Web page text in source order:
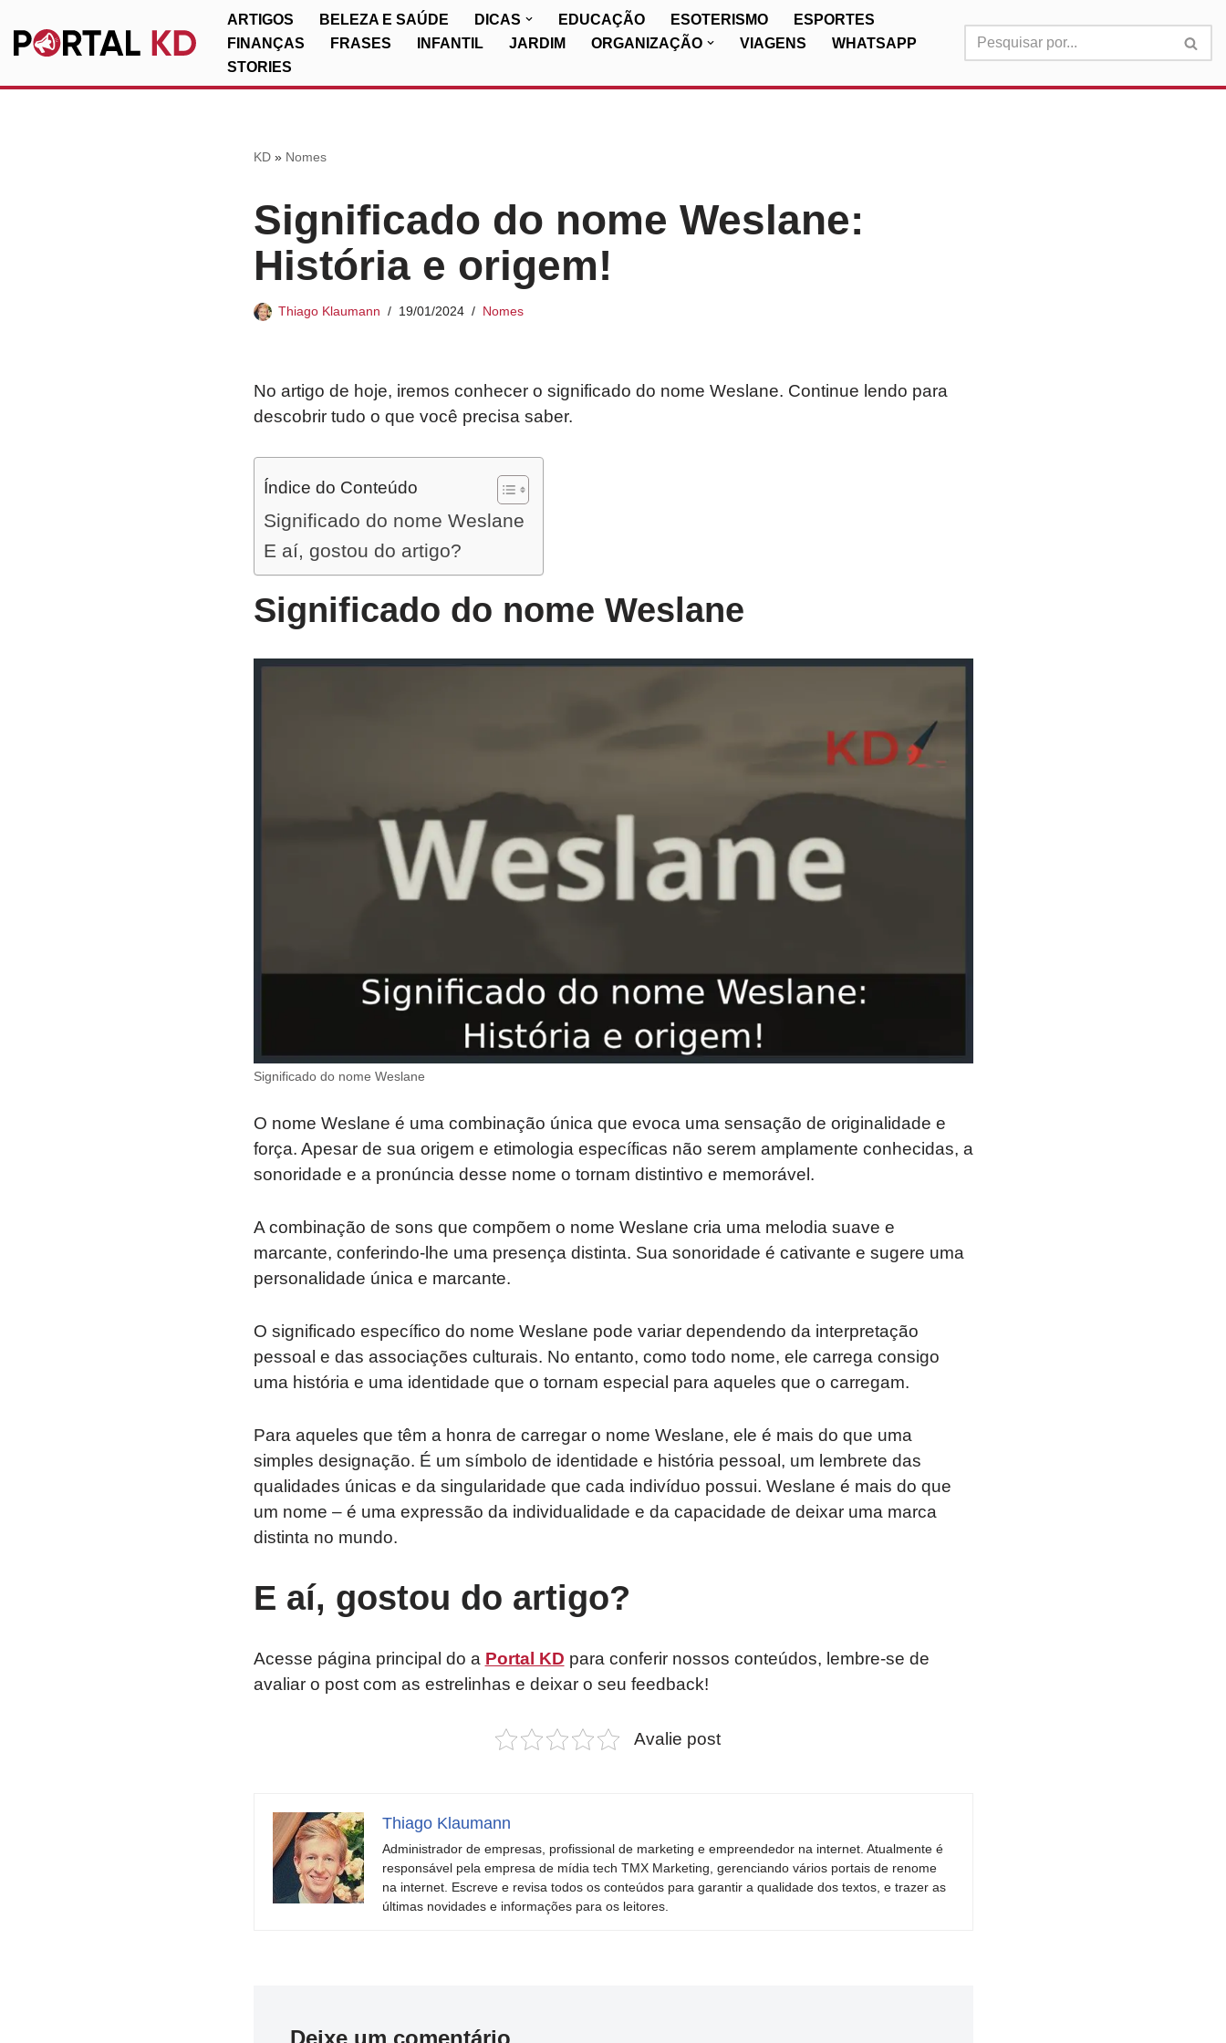
Pular
ARTIGOS BELEZA E SAÚDE DICAS EDUCAÇÃO ESOTERISMO
ESPORTES
FINANÇAS
FRASES INFANTIL JARDIM ORGANIZAÇÃO VIAGENS
WHATSAPP
STORIES
KD» Nomes
Significado do nome Weslane:
História e origem!
Thiago Klaumann 19/01/2024 Nomes
No artigo de hoje, iremos conhecer o significado do nome Weslane. Continue lendo para
descobrir tudo o que você precisa saber.
Índice do Conteúdo
Significado do nome Weslane
E aí, gostou do artigo?
Significado do nome Weslane
Significado do nome Weslane
O nome Weslane é uma combinação única que evoca uma sensação de originalidade e
força. Apesar de sua origem e etimologia específicas não serem amplamente conhecidas, a
sonoridade e a pronúncia desse nome o tornam distintivo e memorável.
A combinação de sons que compõem o nome Weslane cria uma melodia suave e
marcante, conferindo-lhe uma presença distinta. Sua sonoridade é cativante e sugere uma
personalidade única e marcante.
O significado específico do nome Weslane pode variar dependendo da interpretação
pessoal e das associações culturais. No entanto, como todo nome, ele carrega consigo
uma história e uma identidade que o tornam especial para aqueles que o carregam.
Para aqueles que têm a honra de carregar o nome Weslane, ele é mais do que uma
simples designação. É um símbolo de identidade e história pessoal, um lembrete das
qualidades únicas e da singularidade que cada indivíduo possui. Weslane é mais do que
um nome – é uma expressão da individualidade e da capacidade de deixar uma marca
distinta no mundo.
E aí, gostou do artigo?
Acesse página principal do a Portal KD para conferir nossos conteúdos, lembre-se de
avaliar o post com as estrelinhas e deixar o seu feedback!
Avalie post
Thiago Klaumann
Administrador de empresas, profissional de marketing e empreendedor na internet. Atualmente é
responsável pela empresa de mídia tech TMX Marketing, gerenciando vários portais de renome
na internet. Escreve e revisa todos os conteúdos para garantir a qualidade dos textos, e trazer as
últimas novidades e informações para os leitores.
Deixe um comentário